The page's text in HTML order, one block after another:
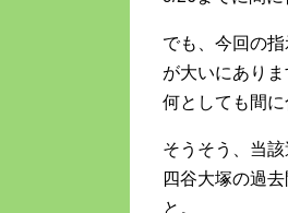
でも、今回の
が大いにあり
何としても間に
そうそう、当
四谷大塚の過
と。